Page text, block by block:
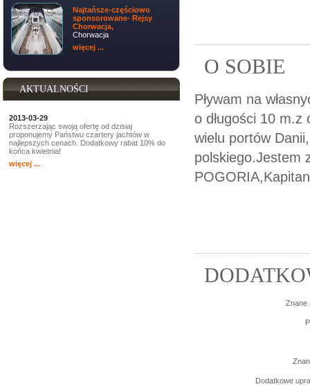
Najtańsze-częściowo
sponsorowane- Rejsy
Chorwacja,
Chorwacja
więcej ...
AKTUALNOŚCI
2013-03-29
Rozszerzając swoją ofertę od dzisiaj
proponujemy Państwu czartery jachtów w
najlepszych cenach. Dodatkowy rabat 10% do
końca kwietnia!
więcej ...
O SOBIE
Pływam na
o długości 10
wielu portów
polskiego.Jestem
Znane
Dodatkowe